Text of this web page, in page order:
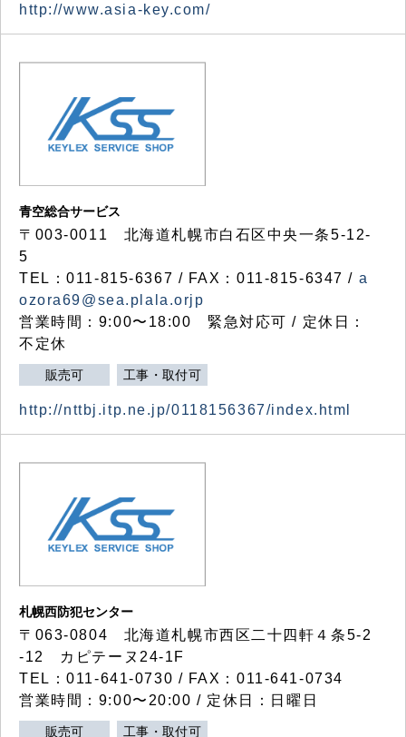
http://www.asia-key.com/
青空総合サービス
〒003-0011 北海道札幌市白石区中央一条5-12-
5
TEL：011-815-6367 / FAX：011-815-6347 / a
ozora69@sea.plala.orjp
営業時間：9:00〜18:00 緊急対応可 / 定休日：
不定休
販売可 工事・取付可
http://nttbj.itp.ne.jp/0118156367/index.html
札幌西防犯センター
〒063-0804 北海道札幌市西区二十四軒４条5-2
-12 カピテーヌ24-1F
TEL：011-641-0730 / FAX：011-641-0734
営業時間：9:00〜20:00 / 定休日：日曜日
販売可 工事・取付可